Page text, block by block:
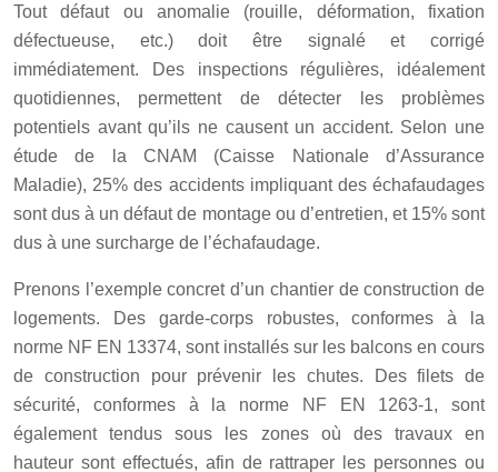
Tout défaut ou anomalie (rouille, déformation, fixation
défectueuse, etc.) doit être signalé et corrigé
immédiatement. Des inspections régulières, idéalement
quotidiennes, permettent de détecter les problèmes
potentiels avant qu’ils ne causent un accident. Selon une
étude de la CNAM (Caisse Nationale d’Assurance
Maladie), 25% des accidents impliquant des échafaudages
sont dus à un défaut de montage ou d’entretien, et 15% sont
dus à une surcharge de l’échafaudage.
Prenons l’exemple concret d’un chantier de construction de
logements. Des garde-corps robustes, conformes à la
norme NF EN 13374, sont installés sur les balcons en cours
de construction pour prévenir les chutes. Des filets de
sécurité, conformes à la norme NF EN 1263-1, sont
également tendus sous les zones où des travaux en
hauteur sont effectués, afin de rattraper les personnes ou